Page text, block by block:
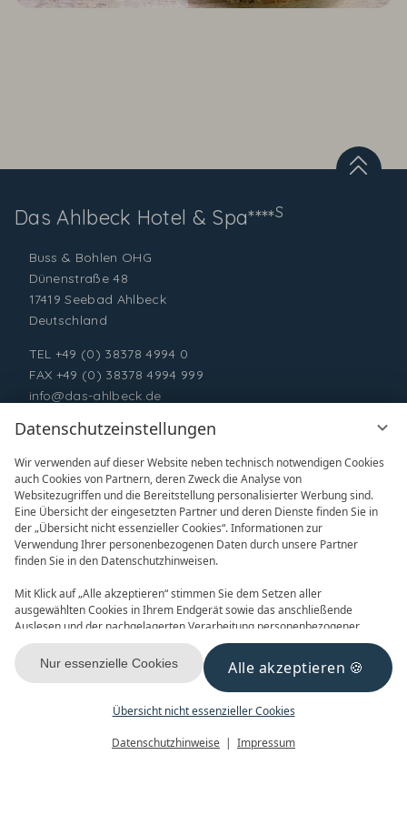
Datenschutzeinstellungen
Wir verwenden auf dieser Website neben technisch notwendigen Cookies
auch Cookies von Partnern, deren Zweck die Analyse von
Websitezugriffen und die Bereitstellung personalisierter Werbung sind.
Eine Übersicht der eingesetzten Partner und deren Dienste finden Sie in
der „Übersicht nicht essenzieller Cookies“. Informationen zur
Verwendung Ihrer personenbezogenen Daten durch unsere Partner
finden Sie in den Datenschutzhinweisen.
Mit Klick auf „Alle akzeptieren“ stimmen Sie dem Setzen aller
ausgewählten Cookies in Ihrem Endgerät sowie das anschließende
Auslesen und der nachgelagerten Verarbeitung personenbezogener
Daten (z.B. Ihrer IP-Adresse) durch uns und unseren Partnern zu. Falls
Sie damit nicht einverstanden sind, klicken Sie bitte auf „Nur essenzielle
Cookies“. Eine individuelle Auswahl können Sie unter „Übersicht nicht
essenzieller Cookies“ tätigen. Sie können Ihre Auswahl im Fußbereich
dieser Website oder in den Datenschutzhinweisen jederzeit aufrufen und
Alle akzeptieren
Nur essenzielle Cookies
Übersicht nicht essenzieller Cookies
Datenschutzhinweise Impressum
GutscheineBuchen
Das Ahlbeck Hotel & Spa****S
Buss & Bohlen OHG
Dünenstraße 48
17419 Seebad Ahlbeck
Deutschland
TEL +49 (0) 38378 4994 0
FAX +49 (0) 38378 4994 999
info@das-ahlbeck.de
ONLINE BUCHEN ANFRAGEN
GUTSCHEINE NEWSLETTER